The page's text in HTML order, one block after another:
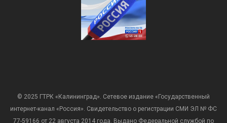
© 2025 ГТРК «Калининград». Сетевое издание «Государственный
интернет-канал «Россия». Свидетельство о регистрации СМИ ЭЛ № ФС
77-59166 от 22 августа 2014 года. Выдано Федеральной службой по